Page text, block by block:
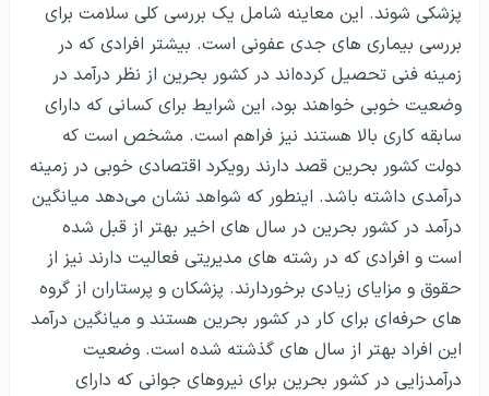
پزشکی شوند. این معاینه شامل یک بررسی کلی سلامت برای
بررسی بیماری های جدی عفونی است. بیشتر افرادی که در
زمینه فنی تحصیل کرده‌اند در کشور بحرین از نظر درآمد در
وضعیت خوبی خواهند بود، این شرایط برای کسانی که دارای
سابقه کاری بالا هستند نیز فراهم است. مشخص است که
دولت کشور بحرین قصد دارند رویکرد اقتصادی خوبی در زمینه
درآمدی داشته باشد. اینطور که شواهد نشان می‌دهد میانگین
درآمد در کشور بحرین در سال های اخیر بهتر از قبل شده
است و افرادی که در رشته های مدیریتی فعالیت دارند نیز از
حقوق و مزایای زیادی برخوردارند. پزشکان و پرستاران از گروه
های حرفه‌ای برای کار در کشور بحرین هستند و میانگین درآمد
این افراد بهتر از سال های گذشته شده است. وضعیت
درآمدزایی در کشور بحرین برای نیروهای جوانی که دارای